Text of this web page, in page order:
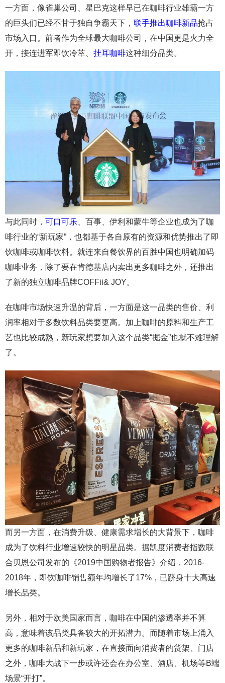
一方面，像雀巢公司、星巴克这样早已在咖啡行业雄霸一方
的巨头们已经不甘于独自争霸天下， 联手推出咖啡新品抢占
市场入口。前者作为全球最大咖啡公司，在中国更是火力全
开，接连进军即饮冷萃、 挂耳咖啡这种细分品类。
与此同时， 可口可乐 、百事、伊利和蒙牛等企业也成为了咖
啡行业的“新玩家”，也都基于各自原有的资源和优势推出了即
饮咖啡或咖啡饮料。就连来自餐饮界的百胜中国也明确加码
咖啡业务，除了要在肯德基店内卖出更多咖啡之外，还推出
了新的独立咖啡品牌COFFii& JOY。
在咖啡市场快速升温的背后，一方面是这一品类的售价、利
润率相对于多数饮料品类要更高。加上咖啡的原料和生产工
艺也比较成熟，新玩家想要加入这个品类“掘金”也就不难理解
了。
而另一方面，在消费升级、健康需求增长的大背景下，咖啡
成为了饮料行业增速较快的明星品类。据凯度消费者指数联
合贝恩公司发布的《2019中国购物者报告》介绍，2016-
2018年，即饮咖啡销售额年均增长了17%，已跻身十大高速
增长品类。
另外，相对于欧美国家而言，咖啡在中国的渗透率并不算
高，意味着该品类具备较大的开拓潜力。而随着市场上涌入
更多的咖啡新品和新玩家，在直接面向消费者的货架、门店
之外，咖啡大战下一步或许还会在办公室、酒店、机场等B端
场景“开打”。